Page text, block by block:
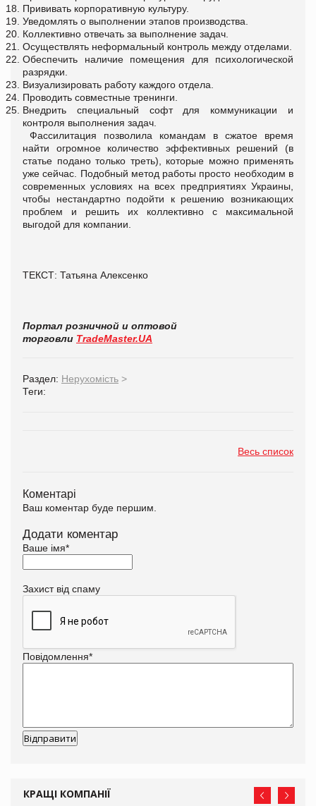
Прививать корпоративную культуру.
Уведомлять о выполнении этапов производства.
Коллективно отвечать за выполнение задач.
Осуществлять неформальный контроль между отделами.
Обеспечить наличие помещения для психологической
разрядки.
Визуализировать работу каждого отдела.
Проводить совместные тренинги.
Внедрить специальный софт для коммуникации и
контроля выполнения задач.
Фассилитация позволила командам в сжатое время
найти огромное количество эффективных решений (в
статье подано только треть), которые можно применять
уже сейчас. Подобный метод работы просто необходим в
современных условиях на всех предприятиях Украины,
чтобы нестандартно подойти к решению возникающих
проблем и решить их коллективно с максимальной
выгодой для компании.
ТЕКСТ: Татьяна Алексенко
Портал розничной и оптовой
торговли TradeMaster.UA
Раздел: Нерухомість >
Теги:
Весь список
Коментарі
Ваш коментар буде першим.
Додати коментар
Ваше імя*
Захист від спаму
Повідомлення*
КРАЩІ КОМПАНІЇ